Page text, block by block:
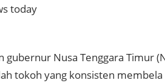
today
gubernur Nusa Tenggara Timur
tokoh yang konsisten